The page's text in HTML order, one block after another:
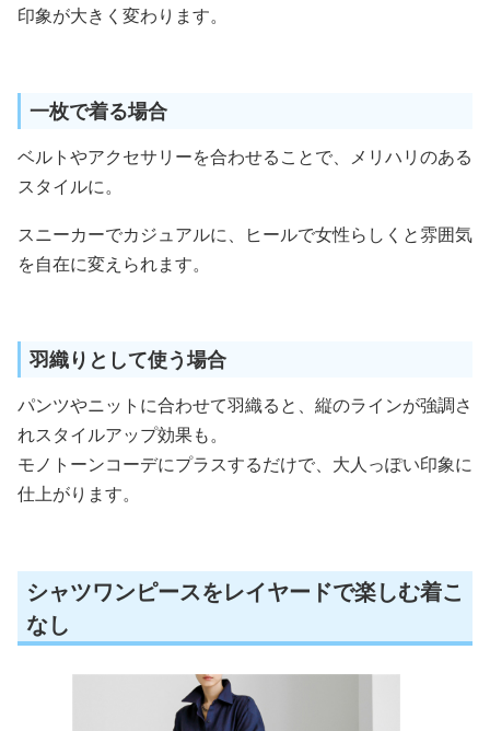
印象が大きく変わります。
一枚で着る場合
ベルトやアクセサリーを合わせることで、メリハリのある
スタイルに。
スニーカーでカジュアルに、ヒールで女性らしくと雰囲気
を自在に変えられます。
羽織りとして使う場合
パンツやニットに合わせて羽織ると、縦のラインが強調さ
れスタイルアップ効果も。
モノトーンコーデにプラスするだけで、大人っぽい印象に
仕上がります。
シャツワンピースをレイヤードで楽しむ着こ
なし